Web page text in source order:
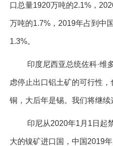
《资源再生》杂志
行情报价
数字报
口总量1920万吨的2.1%，
万吨的1.7%，2019年占到中
1.3%。
印度尼西亚总统佐科·维
虑停止出口铝土矿的可行性
铜，大后年是锡。我们将继续
印尼从2020年1月1日起
大的镍矿进口国，中国2019